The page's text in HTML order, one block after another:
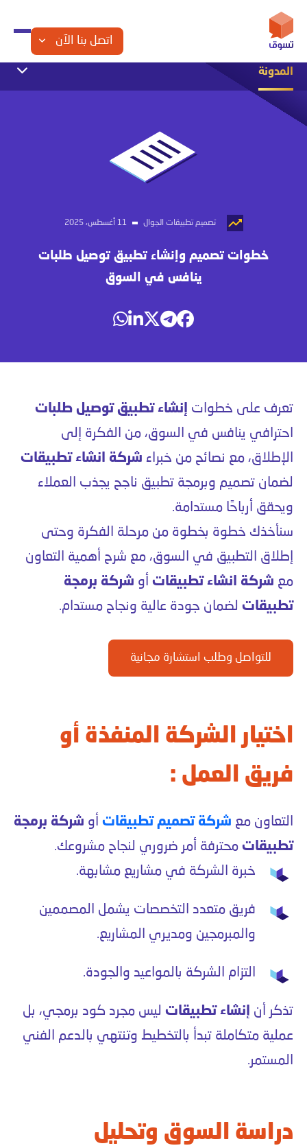
اتصل بنا الآن
المدونة
التجارة الإلكترونية
تصميم تطبيقات الجوال 11 أغسطس، 2025
خطوات تصميم وإنشاء تطبيق توصيل طلبات
ينافس في السوق
تعرف على خطوات
إنشاء تطبيق توصيل طلبات
احترافي ينافس في السوق، من الفكرة إلى
الإطلاق، مع نصائح من خبراء شركة انشاء تطبيقات
لضمان تصميم وبرمجة تطبيق ناجح يجذب العملاء
ويحقق أرباحًا مستدامة.
سنأخذك خطوة بخطوة من مرحلة الفكرة وحتى
إطلاق التطبيق في السوق، مع شرح أهمية التعاون
مع شركة انشاء تطبيقات أو شركة برمجة
تطبيقات لضمان جودة عالية ونجاح مستدام.
للتواصل وطلب استشارة مجانية
اختيار الشركة المنفذة أو
فريق العمل :
التعاون مع شركة تصميم تطبيقات أو شركة برمجة
تطبيقات محترفة أمر ضروري لنجاح مشروعك.
خبرة الشركة في مشاريع مشابهة.
فريق متعدد التخصصات يشمل المصممين
والمبرمجين ومديري المشاريع.
التزام الشركة بالمواعيد والجودة.
تذكر أن إنشاء تطبيقات ليس مجرد كود برمجي، بل
عملية متكاملة تبدأ بالتخطيط وتنتهي بالدعم الفني
المستمر.
دراسة السوق وتحليل